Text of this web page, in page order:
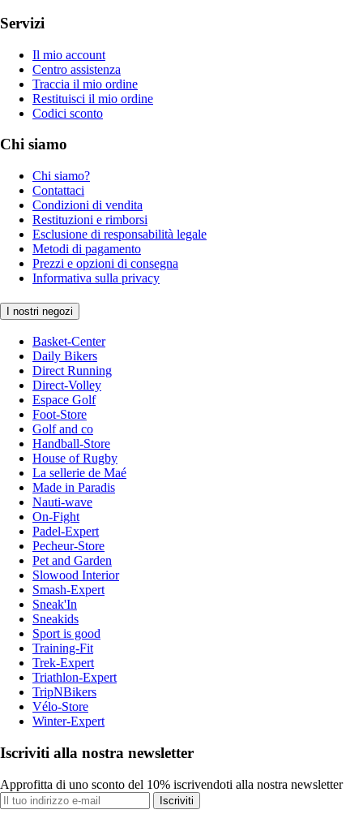
Servizi
Il mio account
Centro assistenza
Traccia il mio ordine
Restituisci il mio ordine
Codici sconto
Chi siamo
Chi siamo?
Contattaci
Condizioni di vendita
Restituzioni e rimborsi
Esclusione di responsabilità legale
Metodi di pagamento
Prezzi e opzioni di consegna
Informativa sulla privacy
I nostri negozi
Basket-Center
Daily Bikers
Direct Running
Direct-Volley
Espace Golf
Foot-Store
Golf and co
Handball-Store
House of Rugby
La sellerie de Maé
Made in Paradis
Nauti-wave
On-Fight
Padel-Expert
Pecheur-Store
Pet and Garden
Slowood Interior
Smash-Expert
Sneak'In
Sneakids
Sport is good
Training-Fit
Trek-Expert
Triathlon-Expert
TripNBikers
Vélo-Store
Winter-Expert
Iscriviti alla nostra newsletter
Approfitta di uno sconto del 10% iscrivendoti alla nostra newsletter
Iscriviti